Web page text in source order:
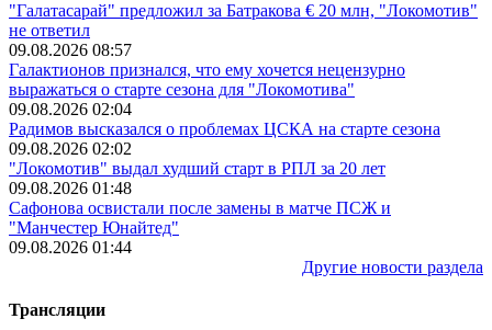
"Галатасарай" предложил за Батракова € 20 млн, "Локомотив"
не ответил
09.08.2026 08:57
Галактионов признался, что ему хочется нецензурно
выражаться о старте сезона для "Локомотива"
09.08.2026 02:04
Радимов высказался о проблемах ЦСКА на старте сезона
09.08.2026 02:02
"Локомотив" выдал худший старт в РПЛ за 20 лет
09.08.2026 01:48
Сафонова освистали после замены в матче ПСЖ и
"Манчестер Юнайтед"
09.08.2026 01:44
Другие новости раздела
Трансляции